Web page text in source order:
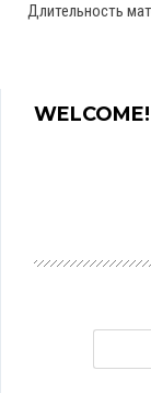
Длительность
WELCOME!